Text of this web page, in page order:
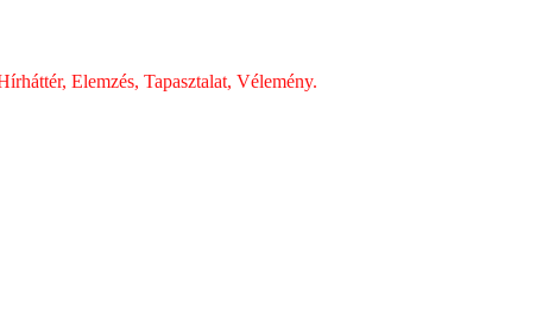
Elemzés, Tapasztalat, Vélemény.